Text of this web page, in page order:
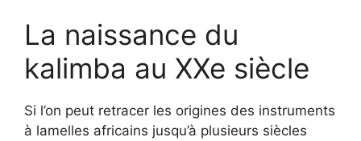
La naissance du
kalimba au XXe siècle
Si l’on peut retracer les origines des instruments
à lamelles africains jusqu’à plusieurs siècles